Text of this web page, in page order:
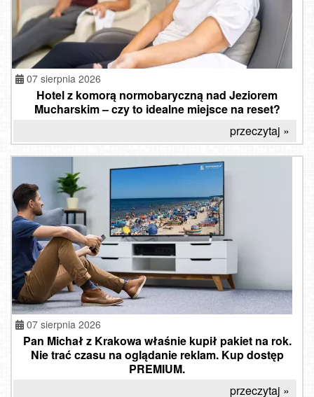
07 sierpnia 2026
Hotel z komorą normobaryczną nad Jeziorem
Mucharskim – czy to idealne miejsce na reset?
przeczytaj »
07 sierpnia 2026
Pan Michał z Krakowa właśnie kupił pakiet na rok.
Nie trać czasu na oglądanie reklam. Kup dostęp
PREMIUM.
przeczytaj »